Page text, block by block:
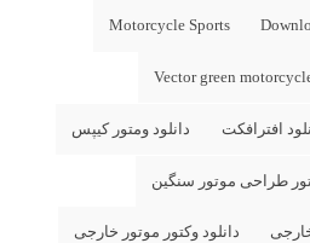
Motorcycle Sports
Vector green
افترافکت دانلود ومتور کیپس
طراحی موتور سنگین
دانلود وکتور موتور خارجی